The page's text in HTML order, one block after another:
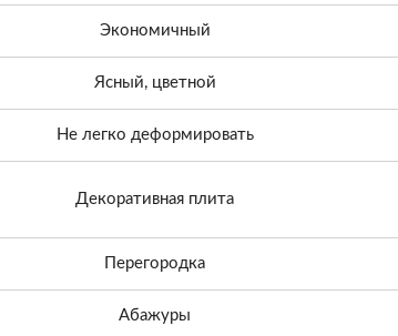
Экономичный
Ясный, цветной
Не легко деформировать
Декоративная плита
Перегородка
Абажуры